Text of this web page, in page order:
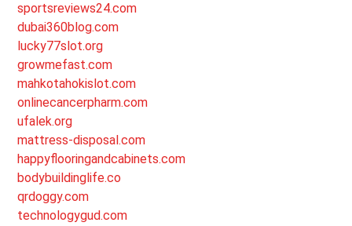
sportsreviews24.com
dubai360blog.com
lucky77slot.org
growmefast.com
mahkotahokislot.com
onlinecancerpharm.com
ufalek.org
mattress-disposal.com
happyflooringandcabinets.com
bodybuildinglife.co
qrdoggy.com
technologygud.com